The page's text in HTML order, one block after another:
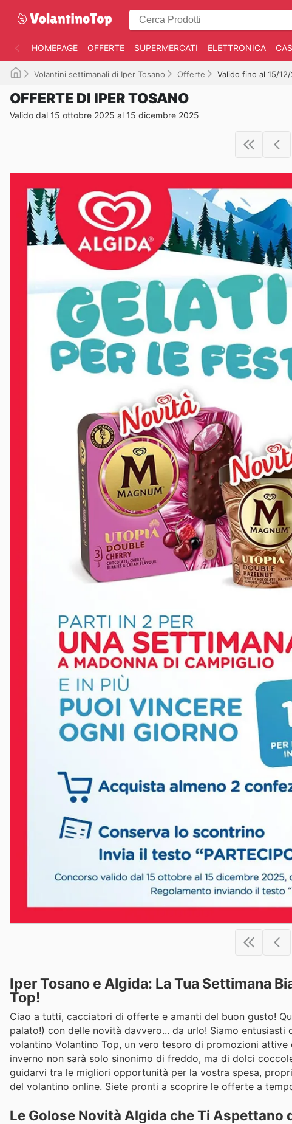
HOMEPAGE OFFERTE SUPERMERCATI ELETTRONICA
Volantini settimanali di Iper Tosano Offerte Valido fino al 15/
OFFERTE DI IPER TOSANO
Valido dal 15 ottobre 2025 al 15 dicembre 2025
Iper Tosano e Algida: La Tua Settimana
Top!
Ciao a tutti, cacciatori di offerte e amanti del buon gusto!
palato!) con delle novità davvero... da urlo! Siamo
volantino Volantino Top, un vero tesoro di promozioni attive
inverno non sarà solo sinonimo di freddo, ma di dolci
guidarvi tra le migliori opportunità per la vostra spesa,
del volantino online. Siete pronti a scoprire le offerte a
Le Golose Novità Algida che Ti Aspettano